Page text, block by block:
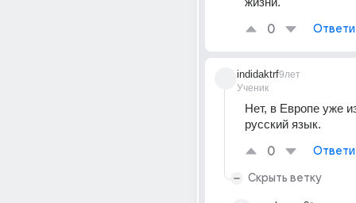
0
indidaktrf
Ученик
9лет
Нет, в Европе уже
русский язык.
0
Скрыть ветку